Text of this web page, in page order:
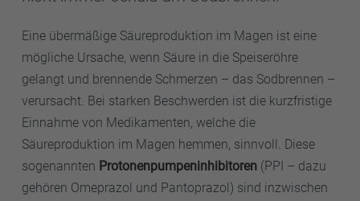
Eine übermäßige Säureproduktion im Magen ist eine
mögliche Ursache, wenn Säure in die Speiseröhre
gelangt und brennende Schmerzen – das Sodbrennen –
verursacht. Bei starken Beschwerden ist die kurzfristige
Einnahme von Medikamenten, welche die
Säureproduktion im Magen hemmen, sinnvoll. Diese
sogenannten Protonenpumpeninhibitoren (PPI – dazu
gehören Omeprazol und Pantoprazol) sind inzwischen